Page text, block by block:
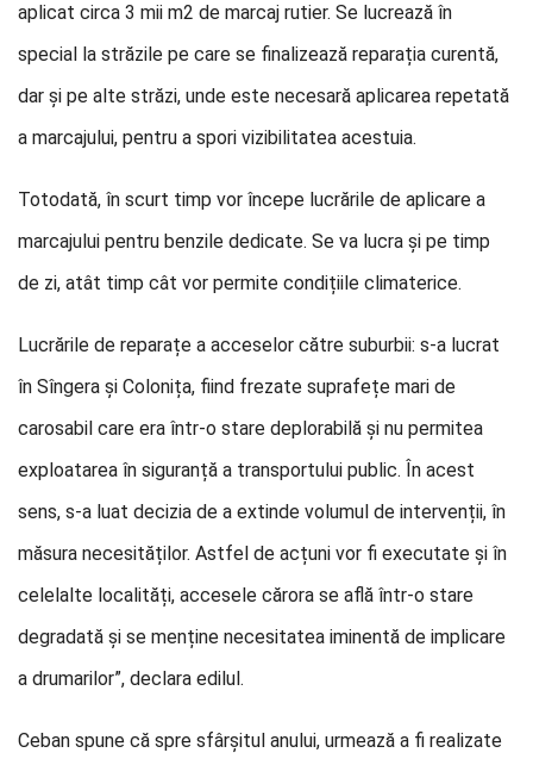
aplicat circa 3 mii m2 de marcaj rutier. Se lucrează în
special la străzile pe care se finalizează reparația curentă,
dar și pe alte străzi, unde este necesară aplicarea repetată
a marcajului, pentru a spori vizibilitatea acestuia.
Totodată, în scurt timp vor începe lucrările de aplicare a
marcajului pentru benzile dedicate. Se va lucra și pe timp
de zi, atât timp cât vor permite condițiile climaterice.
Lucrările de reparațe a acceselor către suburbii: s-a lucrat
în Sîngera și Colonița, fiind frezate suprafețe mari de
carosabil care era într-o stare deplorabilă și nu permitea
exploatarea în siguranță a transportului public. În acest
sens, s-a luat decizia de a extinde volumul de intervenții, în
măsura necesităților. Astfel de acțuni vor fi executate și în
celelalte localități, accesele cărora se află într-o stare
degradată și se menține necesitatea iminentă de implicare
a drumarilor”, declara edilul.
Ceban spune că spre sfârșitul anului, urmează a fi realizate